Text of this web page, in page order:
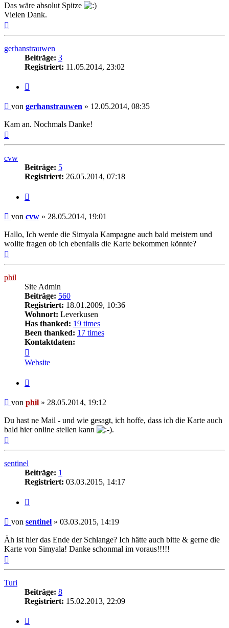
Das wäre absolut Spitze
Vielen Dank.
gerhanstrauwen
Beiträge: 3
Registriert: 11.05.2014, 23:02
Beitrag
von gerhanstrauwen » 12.05.2014, 08:35
Kam an. Nochmals Danke!
oben
cvw
Beiträge: 5
Registriert: 26.05.2014, 07:18
Beitrag
von cvw » 28.05.2014, 19:01
Hallo, Ich werde die Simyala Kampagne auch bald meistern und
wollte fragen ob ich ebenfalls die Karte bekommen könnte?
phil
Site Admin
Beiträge: 560
Registriert: 18.01.2009, 10:36
Wohnort: Leverkusen
Has thanked: 19 times
Been thanked: 17 times
Kontaktdaten:
von
phil
Website
Beitrag
von phil » 28.05.2014, 19:12
Du hast ne Mail - und wie gesagt, ich hoffe, dass ich die Karte auch
bald hier online stellen kann
.
sentinel
Beiträge: 1
Registriert: 03.03.2015, 14:17
Beitrag
von sentinel » 03.03.2015, 14:19
Äh ist hier das Ende der Schlange? Ich hätte auch bitte & gerne die
Karte von Simyala! Danke schonmal im voraus!!!!!
Turi
Beiträge: 8
Registriert: 15.02.2013, 22:09